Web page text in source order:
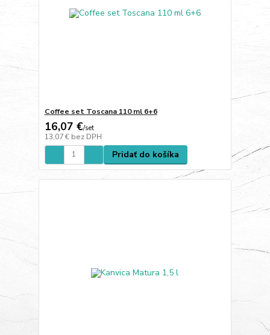
Coffee set Toscana 110 ml 6+6
16,07 €/set
13,07 € bez DPH
Pridať do košíka